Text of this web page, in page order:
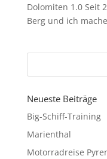
Dolomiten 1.0 Seit
Berg und ich
Neueste Beiträge
Big-Schiff-Training
Marienthal
Motorradreise